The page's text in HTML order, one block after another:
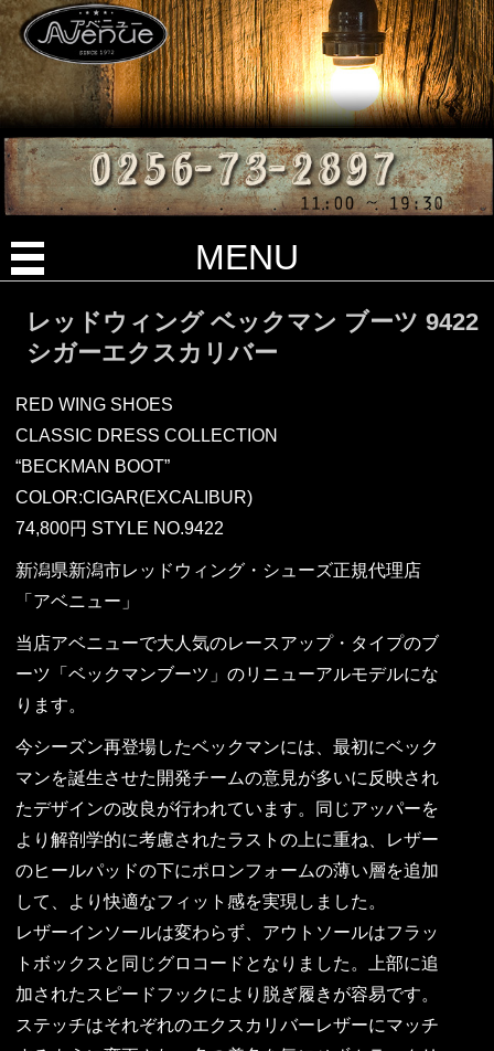
MENU
レッドウィング ベックマン ブーツ 9422
シガーエクスカリバー
RED WING SHOES
CLASSIC DRESS COLLECTION
“BECKMAN BOOT”
COLOR:CIGAR(EXCALIBUR)
74,800円 STYLE NO.9422
新潟県新潟市レッドウィング・シューズ正規代理店
「アベニュー」
当店アベニューで大人気のレースアップ・タイプのブ
ーツ「ベックマンブーツ」のリニューアルモデルにな
ります。
今シーズン再登場したベックマンには、最初にベック
マンを誕⽣させた開発チームの意⾒が多いに反映され
たデザインの改良が⾏われています。同じアッパーを
より解剖学的に考慮されたラストの上に重ね、レザー
のヒールパッドの下にポロンフォームの薄い層を追加
して、より快適なフィット感を実現しました。
レザーインソールは変わらず、アウトソールはフラッ
トボックスと同じグロコードとなりました。上部に追
加されたスピードフックにより脱ぎ履きが容易です。
ステッチはそれぞれのエクスカリバーレザーにマッチ